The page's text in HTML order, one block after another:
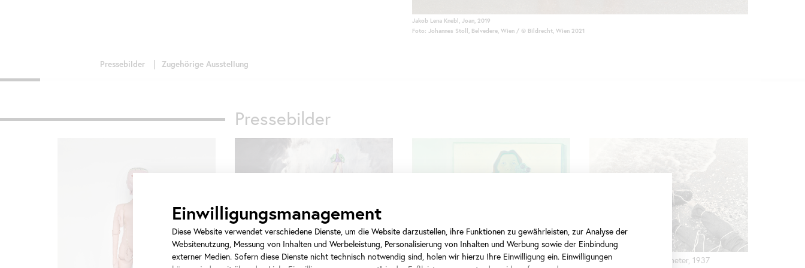
Jakob Lena Knebl, Joan, 2019
Foto: Johannes Stoll, Belvedere, Wien / © Bildrecht, Wien 2021
Pressebilder
Ashley Hans Scheirl, Neoliberal Surrealist,
VALIE EXPORT, Homometer, 1937
Einwilligungsmanagement
Diese Website verwendet verschiedene Dienste, um die Website darzustellen, ihre Funktionen zu gewährleisten, zur Analyse der
Websitenutzung, Messung von Inhalten und Werbeleistung, Personalisierung von Inhalten und Werbung sowie der Einbindung
externer Medien. Sofern diese Dienste nicht technisch notwendig sind, holen wir hierzu Ihre Einwilligung ein. Einwilligungen